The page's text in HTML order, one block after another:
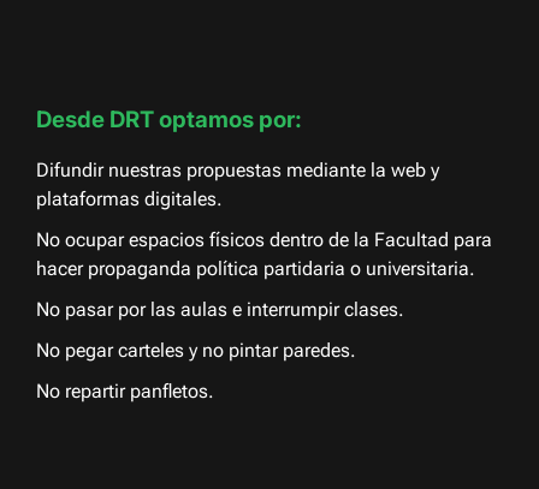
Desde DRT optamos por:
Difundir nuestras propuestas mediante la web y
plataformas digitales.
No ocupar espacios físicos dentro de la Facultad para
hacer propaganda política partidaria o universitaria.
No pasar por las aulas e interrumpir clases.
No pegar carteles y no pintar paredes.
No repartir panfletos.